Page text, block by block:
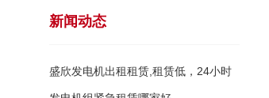
新闻动态
盛欣发电机出租租赁,租赁低，24小时